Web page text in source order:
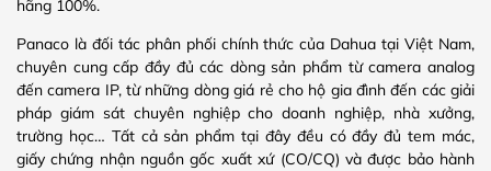
hãng 100%.
Panaco là đối tác phân phối chính thức của Dahua tại Việt Nam,
chuyên cung cấp đầy đủ các dòng sản phẩm từ camera analog
đến camera IP, từ những dòng giá rẻ cho hộ gia đình đến các giải
pháp giám sát chuyên nghiệp cho doanh nghiệp, nhà xưởng,
trường học… Tất cả sản phẩm tại đây đều có đầy đủ tem mác,
giấy chứng nhận nguồn gốc xuất xứ (CO/CQ) và được bảo hành